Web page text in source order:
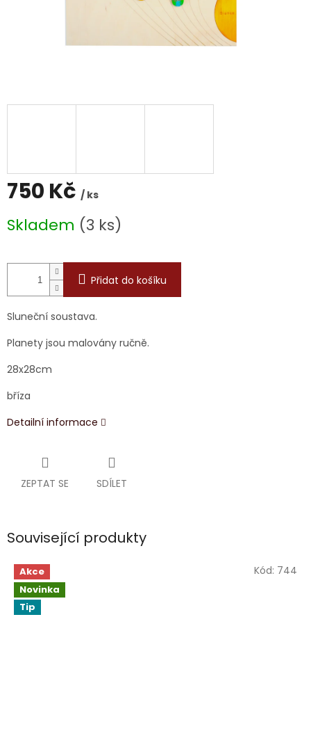
750 Kč / ks
cena:
Skladem (3 ks)
Přidat do košíku
Sluneční soustava.
Planety jsou malovány ručně.
28x28cm
bříza
Detailní informace
ZEPTAT SE SDÍLET
Související produkty
Akce
Novinka
Tip
Kód: 744